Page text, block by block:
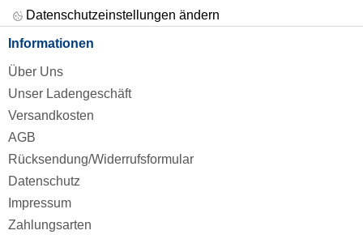
Datenschutzeinstellungen ändern
Informationen
Über Uns
Unser Ladengeschäft
Versandkosten
AGB
Rücksendung/Widerrufsformular
Datenschutz
Impressum
Zahlungsarten